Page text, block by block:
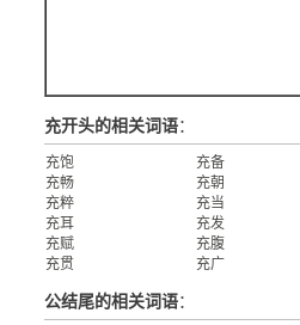
充开头的相关词语：
充饱 充备
充畅
充朝
充粹
充当
充耳
充发
充赋
充腹
充贯
充广
公结尾的相关词语：